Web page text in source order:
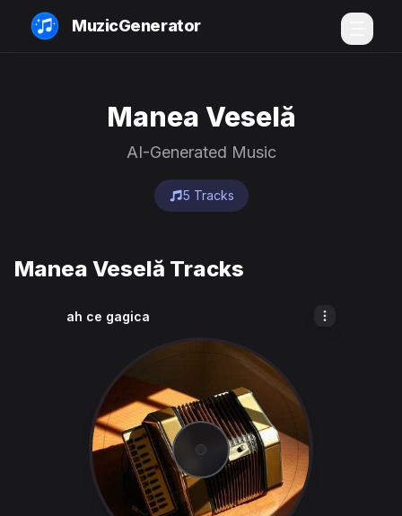
MuzicGenerator
Manea Veselă
AI-Generated Music
5 Tracks
Manea Veselă Tracks
ah ce gagica